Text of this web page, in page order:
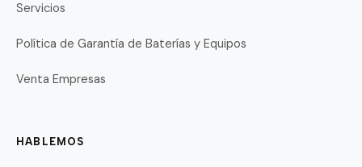
Servicios
Política de Garantía de Baterías y Equipos
Venta Empresas
HABLEMOS